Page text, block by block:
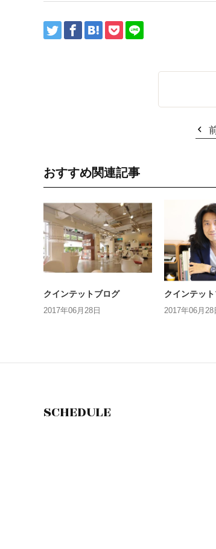
おすすめ関連記事
クインテットブログ
2017年06月28日
クインテッ
2017年06月28
SCHEDULE